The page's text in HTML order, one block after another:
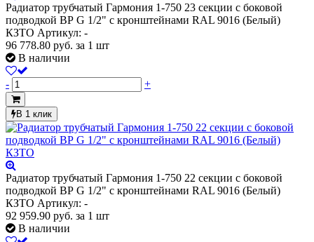
Радиатор трубчатый Гармония 1-750 23 секции с боковой
подводкой ВР G 1/2" с кронштейнами RAL 9016 (Белый)
КЗТО Артикул: -
96 778.80 руб. за 1 шт
В наличии
- +
В 1 клик
Радиатор трубчатый Гармония 1-750 22 секции с боковой
подводкой ВР G 1/2" с кронштейнами RAL 9016 (Белый)
КЗТО Артикул: -
92 959.90 руб. за 1 шт
В наличии